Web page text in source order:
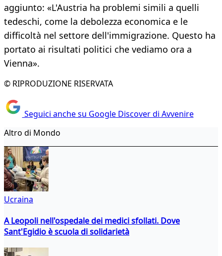
aggiunto: «L'Austria ha problemi simili a quelli
tedeschi, come la debolezza economica e le
difficoltà nel settore dell'immigrazione. Questo ha
portato ai risultati politici che vediamo ora a
Vienna».
© RIPRODUZIONE RISERVATA
Seguici anche su Google Discover di Avvenire
Altro di Mondo
Ucraina
A Leopoli nell'ospedale dei medici sfollati. Dove
Sant'Egidio è scuola di solidarietà